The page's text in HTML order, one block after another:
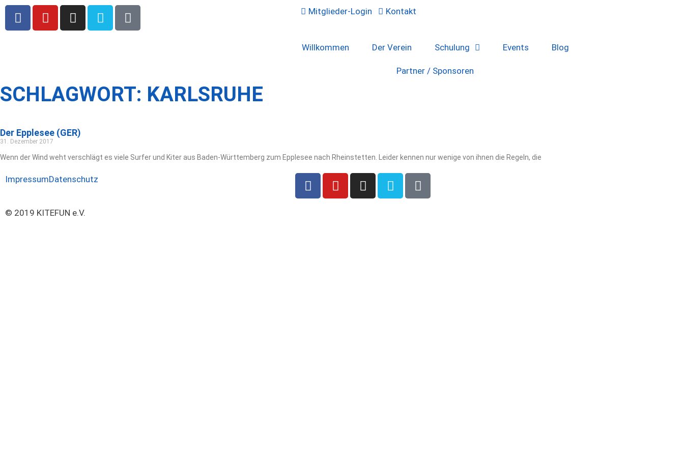
Mitglieder-Login Kontakt
Willkommen Der Verein Schulung Events Blog
Partner / Sponsoren
SCHLAGWORT: KARLSRUHE
Der Epplesee (GER)
31. Dezember 2017
Wenn der Wind weht verschlägt es viele Surfer und Kiter aus Baden-Württemberg zum Epplesee nach Rheinstetten. Leider kennen nur wenige von ihnen die Regeln, die
ImpressumDatenschutz
© 2019 KITEFUN e.V.